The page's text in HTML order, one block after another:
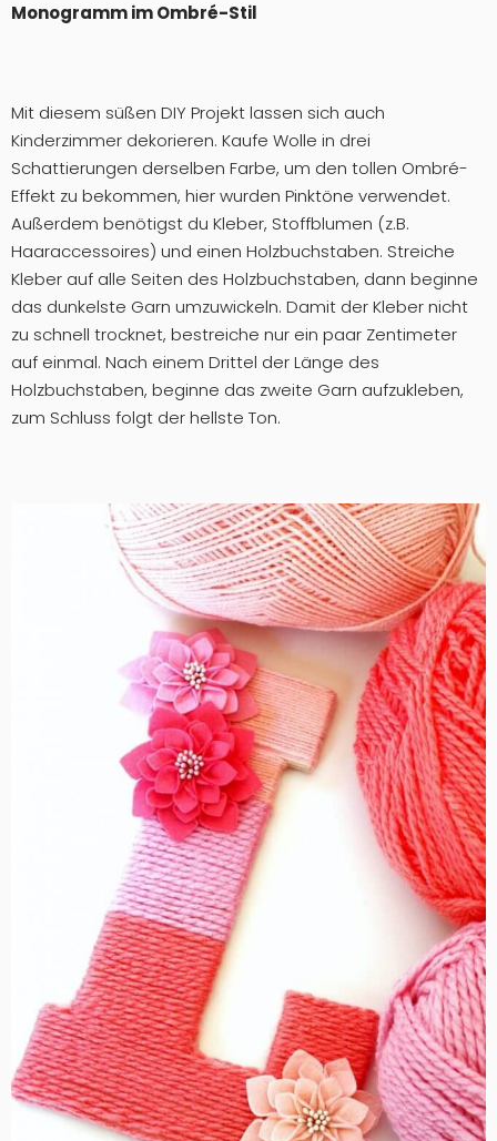
Monogramm im Ombré-Stil
Mit diesem süßen DIY Projekt lassen sich auch
Kinderzimmer dekorieren. Kaufe Wolle in drei
Schattierungen derselben Farbe, um den tollen Ombré-
Effekt zu bekommen, hier wurden Pinktöne verwendet.
Außerdem benötigst du Kleber, Stoffblumen (z.B.
Haaraccessoires) und einen Holzbuchstaben. Streiche
Kleber auf alle Seiten des Holzbuchstaben, dann beginne
das dunkelste Garn umzuwickeln. Damit der Kleber nicht
zu schnell trocknet, bestreiche nur ein paar Zentimeter
auf einmal. Nach einem Drittel der Länge des
Holzbuchstaben, beginne das zweite Garn aufzukleben,
zum Schluss folgt der hellste Ton.